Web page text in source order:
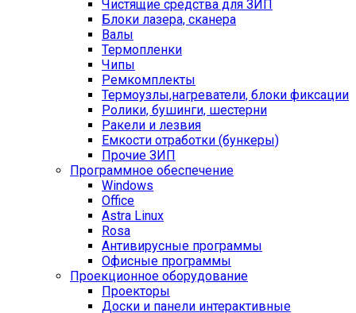
Чистящие средства для ЗИП
Блоки лазера, сканера
Валы
Термопленки
Чипы
Ремкомплекты
Термоузлы,нагреватели, блоки фиксации
Ролики, бушинги, шестерни
Ракели и лезвия
Емкости отработки (бункеры)
Прочие ЗИП
Программное обеспечение
Windows
Office
Astra Linux
Rosa
Антивирусные программы
Офисные программы
Проекционное оборудование
Проекторы
Доски и панели интерактивные